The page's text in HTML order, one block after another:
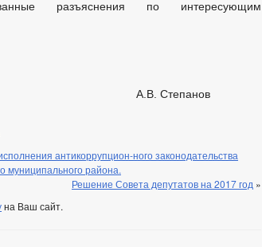
разъяснения по интересующим
А.В. Степанов
антикоррупцион-ного законодательства
муниципального района.
Решение Совета депутатов на 2017 год »
на Ваш сайт.